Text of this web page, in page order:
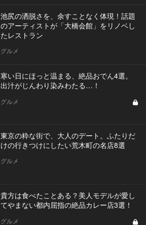
池尻の洒脱さを、余すことなく体現！話題
のアーティストが「大橋会館」をリノベし
たレストラン
グルメ
寒い日にほっと温まる、絶品おでん4選。
出汁がじんわり染みわたる…！
グルメ
東京の粋な街で、大人のデート。ふたりだ
けの行きつけにしたい荒木町の名店8選
グルメ
貴方は食べたことある？美人モデルが愛し
てやまない都内屈指の絶品カレー店3選！
グルメ